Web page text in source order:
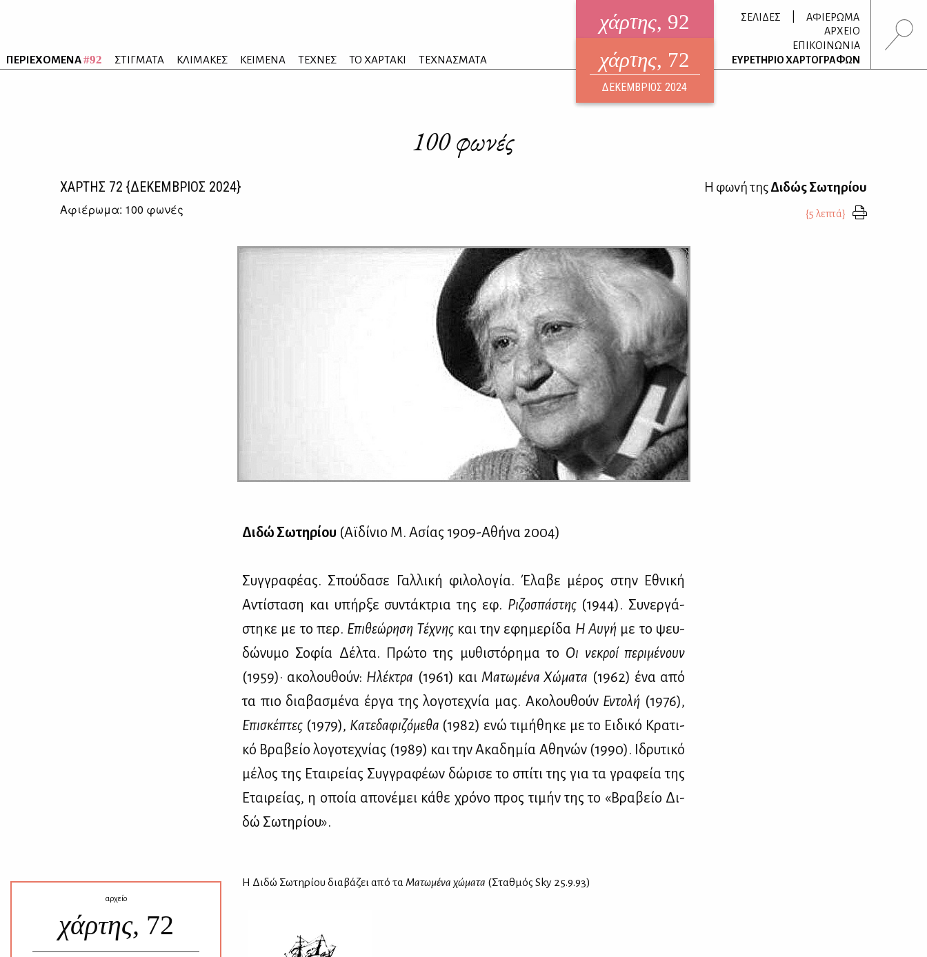
ΠΕΡΙΕΧΟΜΕΝΑ#92 ΣΤΙΓΜΑΤΑ ΚΛΙΜΑΚΕΣ ΚΕΙΜΕΝΑ ΤΕΧΝΕΣ ΤΟ ΧΑΡΤΑΚΙ ΤΕΧΝΑΣΜΑΤΑ
χάρτης, 92
ηλεκτρονικό περιοδικό
ΑΥΓΟΥΣΤΟΣ 2026
χάρτης, 72
ΔΕΚΕΜΒΡΙΟΣ 2024
ΣΕΛΙΔΕΣ
ΑΦΙΕΡΩΜΑ
ΑΡΧΕΙΟ
ΕΠΙΚΟΙΝΩΝΙΑ
ΕΥΡΕΤΗΡΙΟ ΧΑΡΤΟΓΡΑΦΩΝ
100 φωνές
ΧΑΡΤΗΣ 72 {ΔΕΚΕΜΒΡΙΟΣ 2024}
Αφιέρωμα: 100 φωνές
Η φωνή τηςΔιδώς Σωτηρίου
{5 λεπτά}
αρχείο
χάρτης, 72
Δι­δώ Σω­τη­ρί­ου (Αϊ­δί­νιο Μ. Ασί­ας 1909-Αθή­να 2004)
Συγ­γρα­φέ­ας. Σπού­δα­σε Γαλ­λι­κή φι­λο­λο­γία. Έλα­βε μέ­ρος στην Εθνι­κή
Αντί­στα­ση και υπήρ­ξε συ­ντά­κτρια της εφ. Ρι­ζο­σπά­στης(1944). Συ­νερ­γά­
στη­κε με το περ. Επι­θε­ώ­ρη­ση Τέ­χνηςκαι την εφη­με­ρί­δα Η Αυ­γή με το ψευ­
δώ­νυ­μο Σο­φία Δέλ­τα. Πρώ­το της μυ­θι­στό­ρη­μα το Οι νε­κροί πε­ρι­μέ­νουν
(1959)· ακο­λου­θούν: Ηλέ­κτρα (1961) και Μα­τω­μέ­να Χώ­μα­τα (1962) ένα από
τα πιο δια­βα­σμέ­να έρ­γα της λο­γο­τε­χνία μας. Ακο­λου­θούν Εντο­λή (1976),
Επι­σκέ­πτες (1979), Κα­τε­δα­φι­ζό­με­θα (1982) ενώ τι­μή­θη­κε με το Ει­δι­κό Κρα­τι­
κό Βρα­βείο λο­γο­τε­χνί­ας (1989) και την Ακα­δη­μία Αθη­νών (1990). Ιδρυ­τι­κό
μέ­λος της Εται­ρεί­ας Συγ­γρα­φέ­ων δώ­ρι­σε το σπί­τι της για τα γρα­φεία της
Εται­ρεί­ας, η οποία απο­νέ­μει κά­θε χρό­νο προς τι­μήν της το «Βρα­βείο Δι­
δώ Σω­τη­ρί­ου».
Η Δι­δώ Σω­τη­ρί­ου δια­βά­ζει από ταΜα­τω­μέ­να χώ­μα­τα (Σταθ­μός Sky 25.9.93)